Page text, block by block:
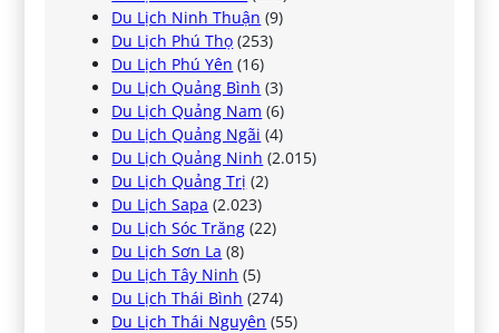
Du Lịch Ninh Thuận (9)
Du Lịch Phú Thọ (253)
Du Lịch Phú Yên (16)
Du Lịch Quảng Bình (3)
Du Lịch Quảng Nam (6)
Du Lịch Quảng Ngãi (4)
Du Lịch Quảng Ninh (2.015)
Du Lịch Quảng Trị (2)
Du Lịch Sapa (2.023)
Du Lịch Sóc Trăng (22)
Du Lịch Sơn La (8)
Du Lịch Tây Ninh (5)
Du Lịch Thái Bình (274)
Du Lịch Thái Nguyên (55)